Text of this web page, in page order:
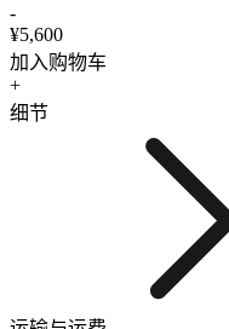
-
¥5,600
加入购物车
+
细节